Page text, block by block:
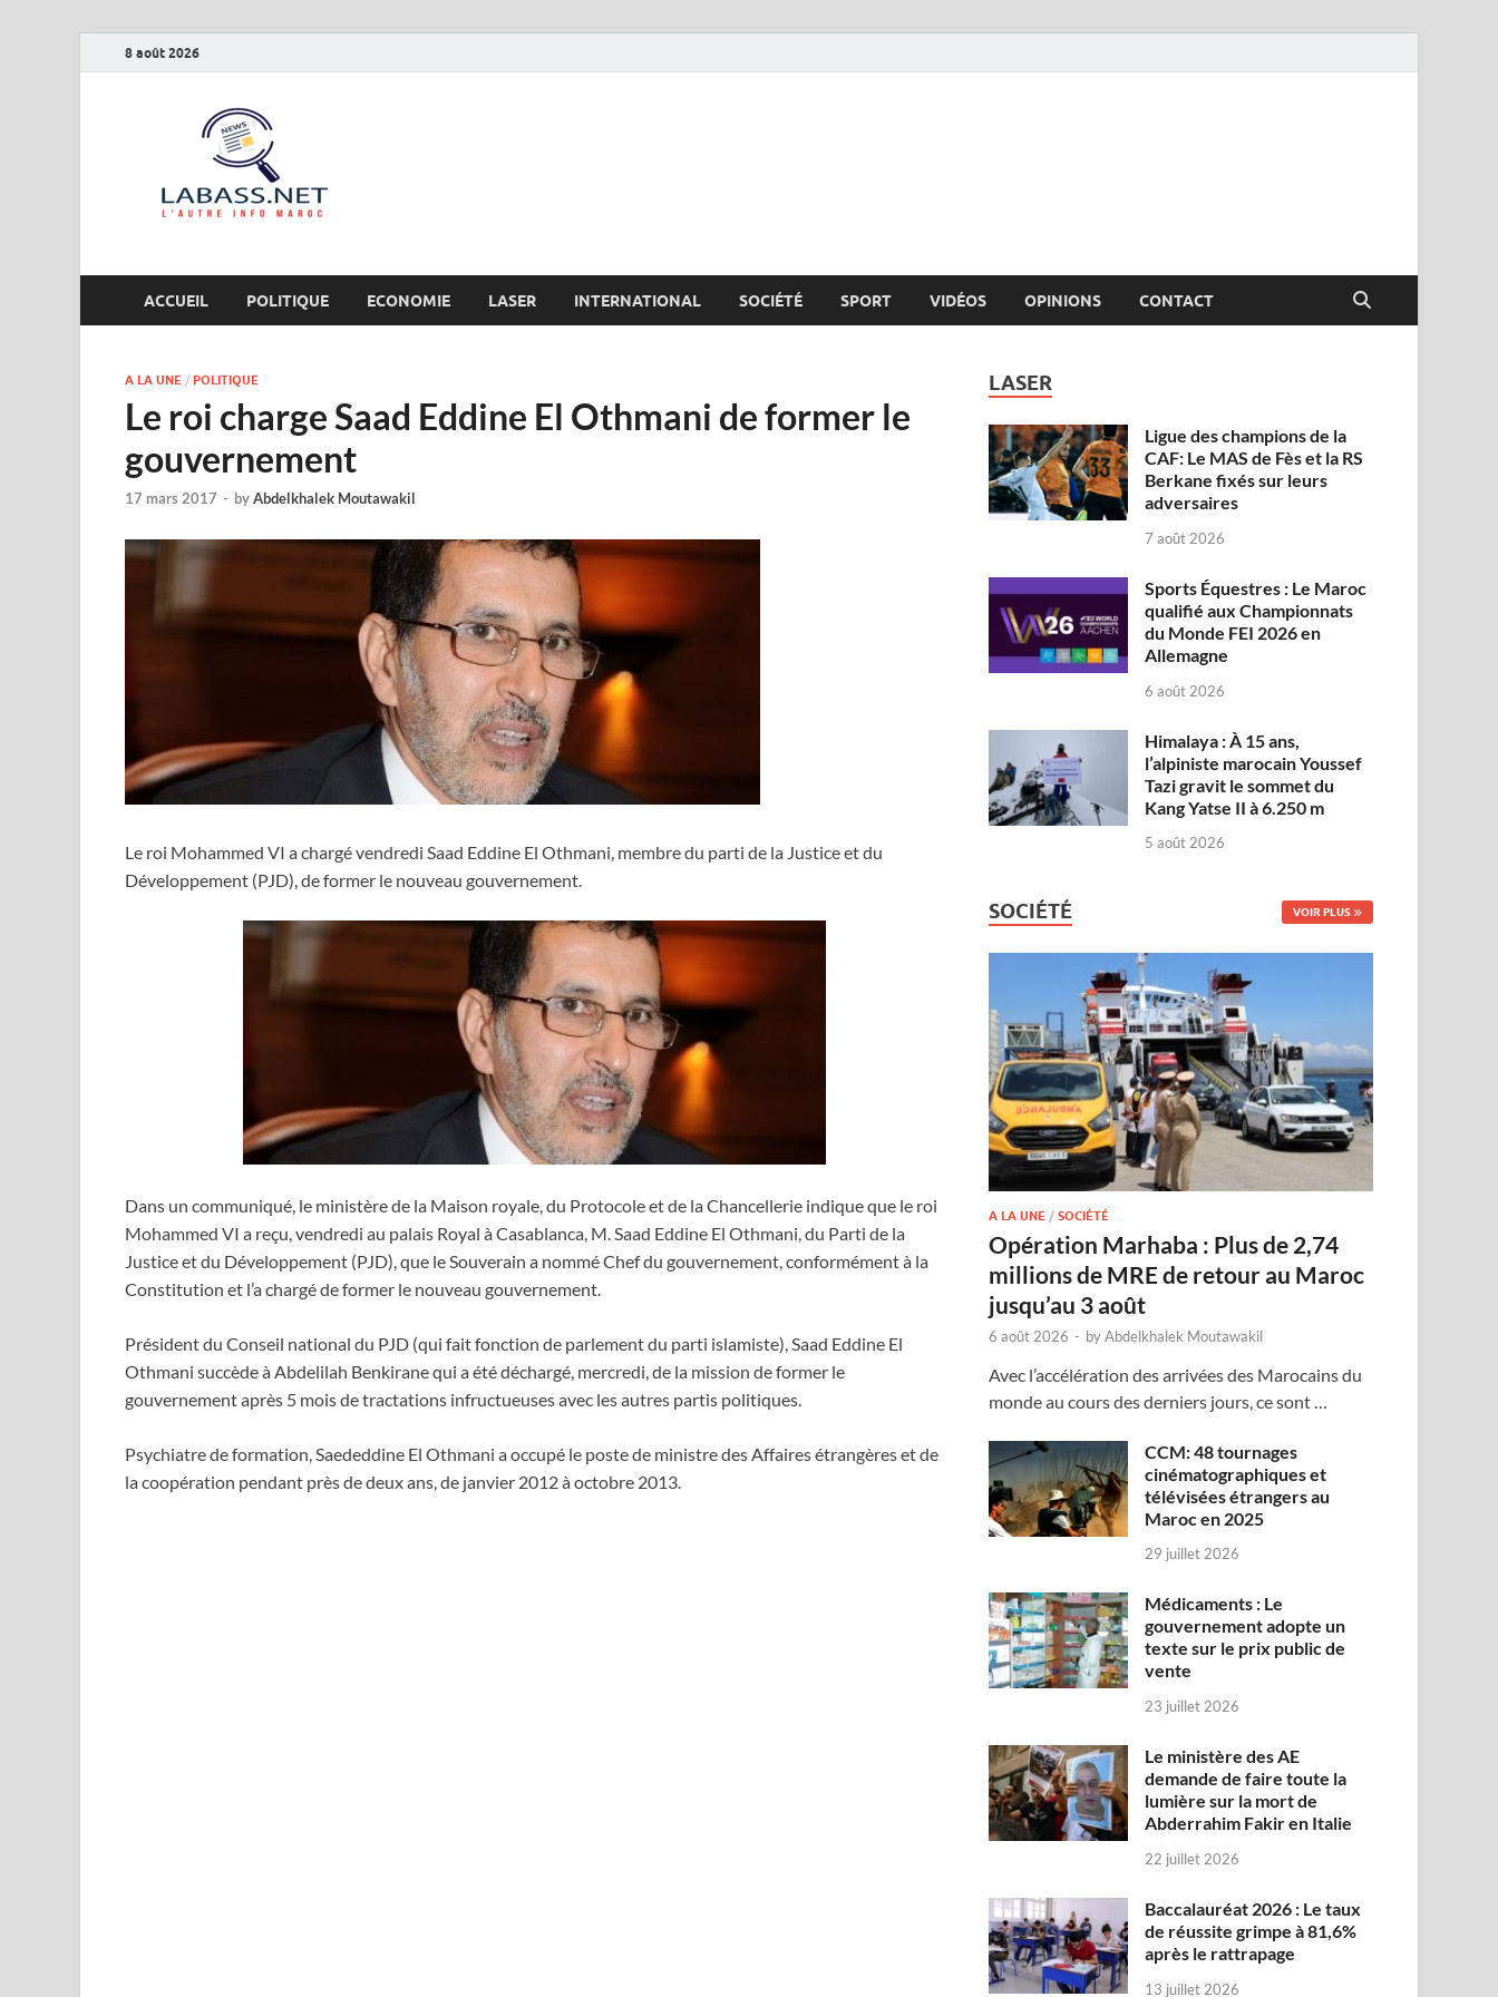
8 août 2026
ACCUEIL POLITIQUE ECONOMIE LASER INTERNATIONAL SOCIÉTÉ SPORT VIDÉOS OPINIONS CONTACT
A LA UNE / POLITIQUE
Le roi charge Saad Eddine El Othmani de former le
gouvernement
17 mars 2017 - byAbdelkhalek Moutawakil
Le roi Mohammed VI a chargé vendredi Saad Eddine El Othmani, membre du parti de la Justice et du
Développement (PJD), de former le nouveau gouvernement.
Dans un communiqué, le ministère de la Maison royale, du Protocole et de la Chancellerie indique que le roi
Mohammed VI a reçu, vendredi au palais Royal à Casablanca, M. Saad Eddine El Othmani, du Parti de la
Justice et du Développement (PJD), que le Souverain a nommé Chef du gouvernement, conformément à la
Constitution et l’a chargé de former le nouveau gouvernement.
Président du Conseil national du PJD (qui fait fonction de parlement du parti islamiste), Saad Eddine El
Othmani succède à Abdelilah Benkirane qui a été déchargé, mercredi, de la mission de former le
gouvernement après 5 mois de tractations infructueuses avec les autres partis politiques.
Psychiatre de formation, Saededdine El Othmani a occupé le poste de ministre des Affaires étrangères et de
la coopération pendant près de deux ans, de janvier 2012 à octobre 2013.
LASER
Ligue des champions de la
CAF: Le MAS de Fès et la RS
Berkane fixés sur leurs
adversaires
7 août 2026
Sports Équestres : Le Maroc
qualifié aux Championnats
du Monde FEI 2026 en
Allemagne
6 août 2026
Himalaya : À 15 ans,
l’alpiniste marocain Youssef
Tazi gravit le sommet du
Kang Yatse II à 6.250 m
5 août 2026
SOCIÉTÉ VOIR PLUS
A LA UNE /SOCIÉTÉ
Opération Marhaba : Plus de 2,74
millions de MRE de retour au Maroc
jusqu’au 3 août
6 août 2026 - byAbdelkhalek Moutawakil
Avec l’accélération des arrivées des Marocains du
monde au cours des derniers jours, ce sont …
CCM: 48 tournages
cinématographiques et
télévisées étrangers au
Maroc en 2025
29 juillet 2026
Médicaments : Le
gouvernement adopte un
texte sur le prix public de
vente
23 juillet 2026
Le ministère des AE
demande de faire toute la
lumière sur la mort de
Abderrahim Fakir en Italie
22 juillet 2026
Baccalauréat 2026 : Le taux
de réussite grimpe à 81,6%
après le rattrapage
13 juillet 2026